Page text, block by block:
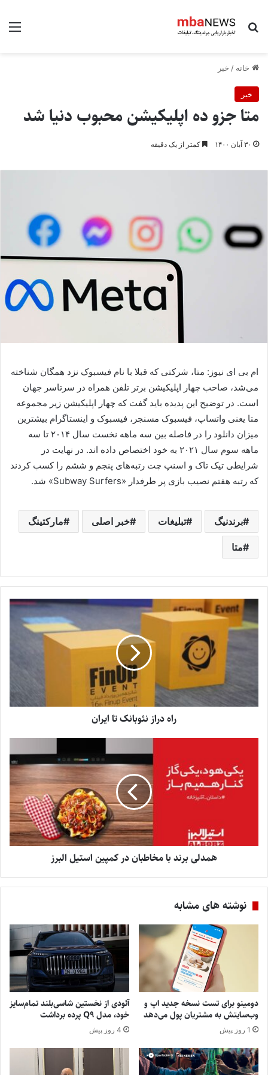
جستجو برای
خانه / خبر
خبر
متا جزو ده اپلیکیشن محبوب دنیا شد
۳۰ آبان ۱۴۰۰ کمتر از یک دقیقه
ام بی ای نیوز: متا، شرکتی که قبلا با نام فیسبوک نزد همگان شناخته
می‌شد، صاحب چهار اپلیکیشن برتر تلفن همراه در سرتاسر جهان
است. در توضیح این پدیده باید گفت که چهار اپلیکیشن زیر مجموعه
متا یعنی واتساپ، فیسبوک مسنجر، فیسبوک و اینستاگرام بیشترین
میزان دانلود را در فاصله بین سه ماهه نخست سال ۲۰۱۴ تا سه
ماهه سوم سال ۲۰۲۱ به خود اختصاص داده اند. در نهایت در
شرایطی تیک تاک و اسنپ چت رتبه‌های پنجم و ششم را کسب کردند
که رتبه هفتم نصیب بازی پر طرفدار «Subway Surfers» شد.
برندنیگ تبلیغات خبر اصلی مارکتینگ
متا
راه دراز نئوبانک تا ایران
همدلی برند با مخاطبان در کمپین استیل البرز
نوشته های مشابه
دومینو برای تست نسخه جدید اپ و
وب‌سایتش به مشتریان پول می‌دهد
1 روز پیش
آئودی از نخستین شاسی‌بلند تمام‌سایز
خود، مدل Q9 پرده برداشت
4 روز پیش